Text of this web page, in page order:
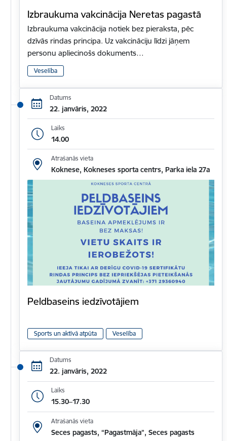
Izbraukuma vakcinācija Neretas pagastā
Izbraukuma vakcinācija notiek bez pieraksta, pēc
dzīvās rindas principa. Uz vakcināciju līdzi jāņem
personu apliecinošs dokuments…
Veselība
Datums
22. janvāris, 2022
Laiks
14.00
Atrašanās vieta
Koknese, Kokneses sporta centrs, Parka iela 27a
Peldbaseins iedzīvotājiem
Sports un aktīvā atpūta Veselība
Datums
22. janvāris, 2022
Laiks
15.30–17.30
Atrašanās vieta
Seces pagasts, “Pagastmāja”, Seces pagasts